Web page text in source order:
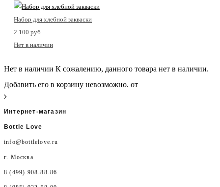
Набор для хлебной закваски
2 100 pуб.
Нет в наличии
Нет в наличии К сожалению, данного товара нет в наличии.
Добавить его в корзину невозможно. от
Интернет-магазин
Bottle Love
info@bottlelove.ru
г. Москва
8 (499) 908-88-86